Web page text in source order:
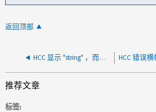
返回顶部
HCC 显示 "string" ，而不是 mNode 主机名
推荐文章
标签